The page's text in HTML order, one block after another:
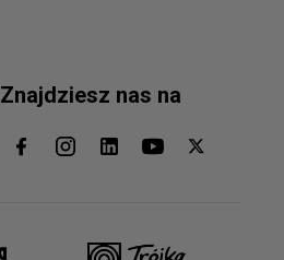
Znajdziesz nas na